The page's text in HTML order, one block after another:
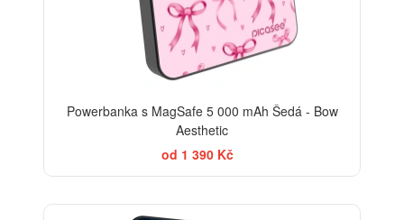
Powerbanka s MagSafe 5 000 mAh Šedá - Bow
Aesthetic
od 1 390 Kč